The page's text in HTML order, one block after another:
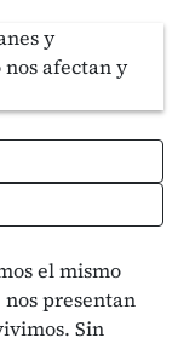
el mismo
presentan
Sin